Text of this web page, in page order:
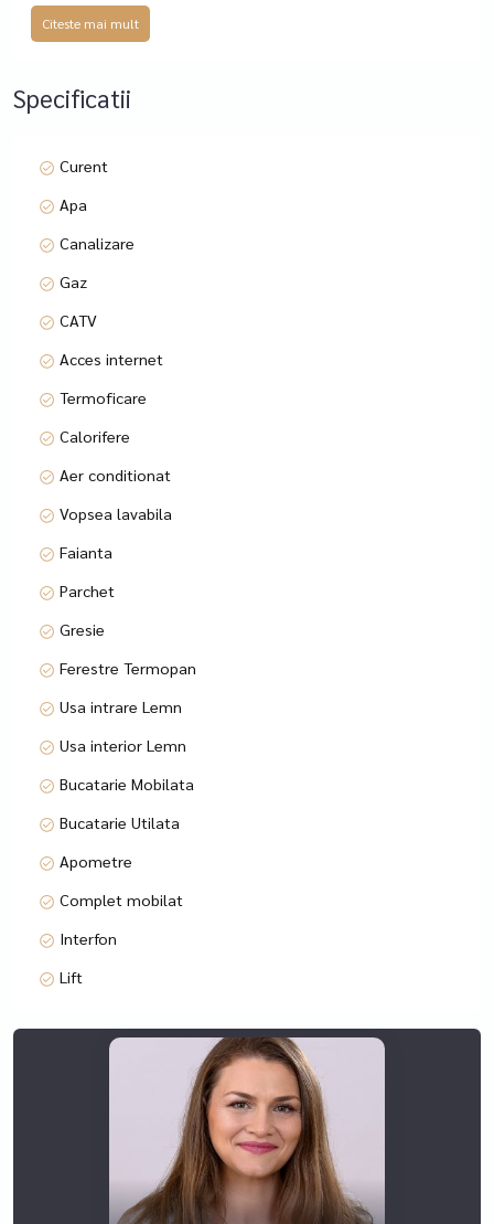
Vaasteptam la vizionare.
Oferim cu promptitudine si profesionalism consultanta
terenuri, spatii comerciale si de birou, consultanta juridica in
relatia cu OCPI, cadastru, intabulare si consultanta
profilului clientului, accesarea creditului devine simpla si
Creditare face parte din cea mai mare retea de brokeraj de
credite, DSA Advisor, operata la nivel national de Realmedia
Citeste mai mult
Specificatii
Curent
Apa
Canalizare
Gaz
CATV
Acces internet
Termoficare
Calorifere
Aer conditionat
Vopsea lavabila
Faianta
Parchet
Gresie
Ferestre Termopan
Usa intrare Lemn
Usa interior Lemn
Bucatarie Mobilata
Bucatarie Utilata
Apometre
Complet mobilat
Interfon
Lift